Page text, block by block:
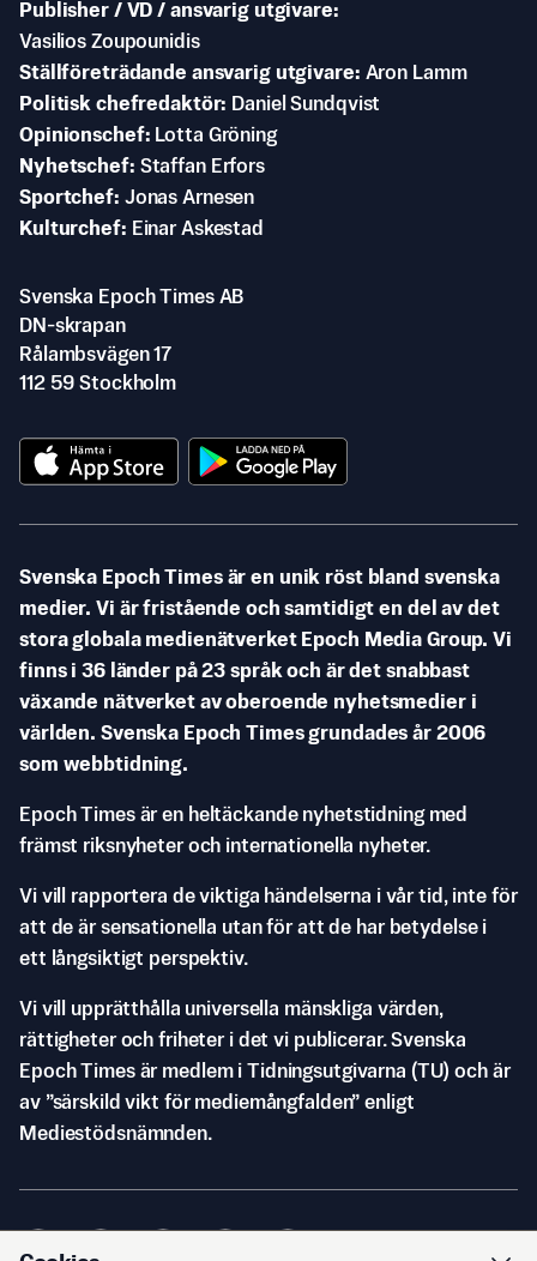
Publisher / VD / ansvarig utgivare
Vasilios Zoupounidis
Ställföreträdande ansvarig utgivare Aron Lamm
Politisk chefredaktör
Daniel Sundqvist
Opinionschef
Lotta Gröning
Nyhetschef Staffan Erfors
Sportchef Jonas Arnesen
Kulturchef
Einar Askestad
Svenska Epoch Times AB
DN-skrapan
Rålambsvägen 17
112 59 Stockholm
Svenska Epoch Times är en unik röst bland svenska
medier. Vi är fristående och samtidigt en del av det
stora globala medienätverket Epoch Media Group. Vi
finns i 36 länder på 23 språk och är det snabbast
växande nätverket av oberoende nyhetsmedier i
världen. Svenska Epoch Times grundades år 2006
som webbtidning.
Epoch Times är en heltäckande nyhetstidning med
främst riksnyheter och internationella nyheter.
Vi vill rapportera de viktiga händelserna i vår tid, inte för
att de är sensationella utan för att de har betydelse i
ett långsiktigt perspektiv.
Vi vill upprätthålla universella mänskliga värden,
rättigheter och friheter i det vi publicerar. Svenska
Epoch Times är medlem i Tidningsutgivarna (TU) och är
av ”särskild vikt för mediemångfalden” enligt
Mediestödsnämnden.